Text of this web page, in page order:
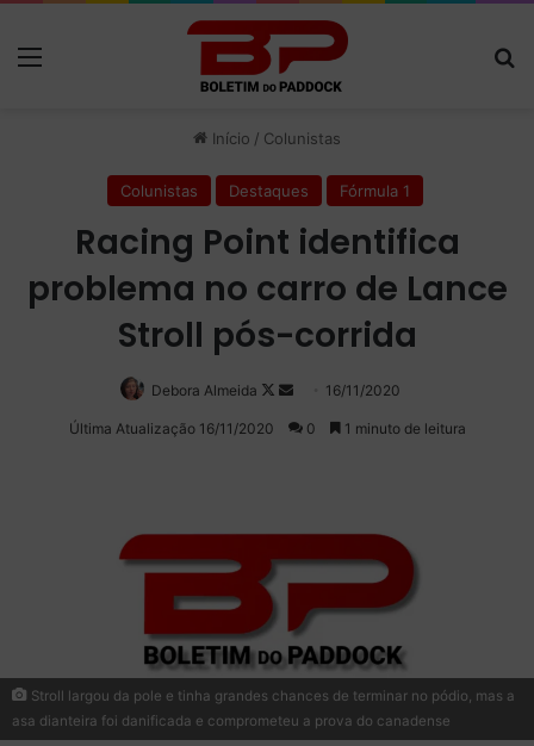
Início / Colunistas
Colunistas Destaques Fórmula 1
Racing Point identifica
problema no carro de Lance
Stroll pós-corrida
Debora Almeida
Follow
on
Mande
um
16/11/2020
Última Atualização 16/11/2020 0 1 minuto de leitura
Stroll largou da pole e tinha grandes chances de terminar no pódio, mas a
asa dianteira foi danificada e comprometeu a prova do canadense